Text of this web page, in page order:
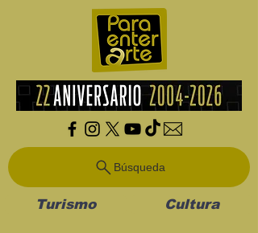
Búsqueda
Turismo Cultura